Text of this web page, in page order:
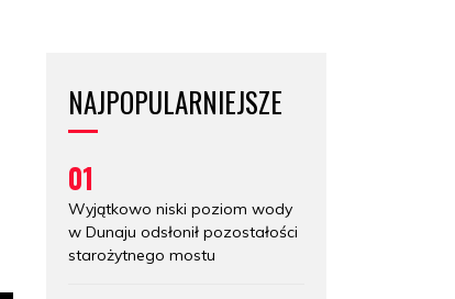
NAJPOPULARNIEJSZE
01
Wyjątkowo niski poziom wody
w Dunaju odsłonił pozostałości
starożytnego mostu